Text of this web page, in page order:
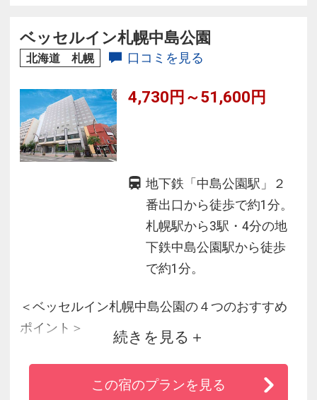
したロビーの窓から、美しい旭川駅前のパノラ
マビューもお楽しみいただけます。
ベッセルイン札幌中島公園
北海道 札幌 口コミを見る
4,730円～51,600円
地下鉄「中島公園駅」２
番出口から徒歩で約1分。
札幌駅から3駅・4分の地
下鉄中島公園駅から徒歩
で約1分。
＜ベッセルイン札幌中島公園の４つのおすすめ
ポイント＞
◆地下鉄「中島公園駅」２番出口から徒歩１分
で交通至便！
続きを見る
この宿のプランを見る